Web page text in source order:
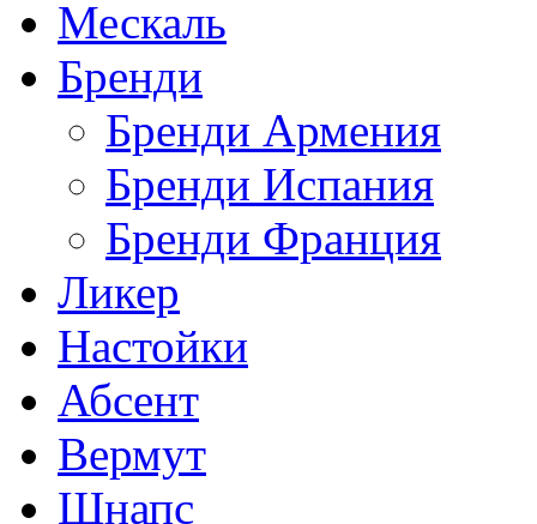
Мескаль
Бренди
Бренди Армения
Бренди Испания
Бренди Франция
Ликер
Настойки
Абсент
Вермут
Шнапс